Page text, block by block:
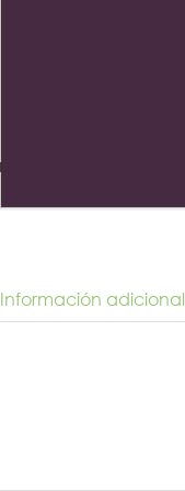
Información adicional